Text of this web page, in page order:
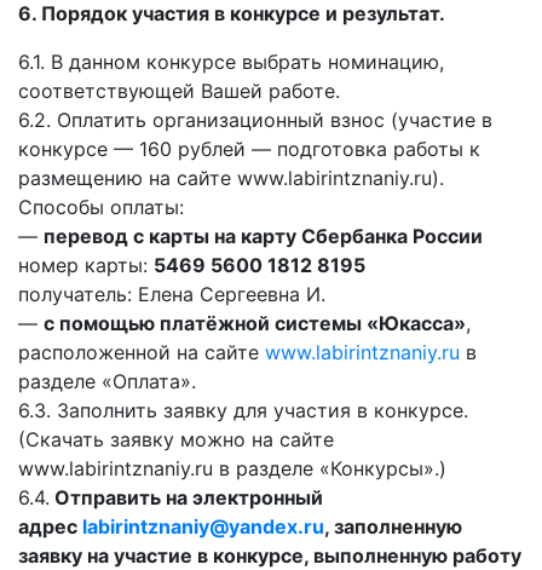
6. Порядок участия в конкурсе и результат.
6.1. В данном конкурсе выбрать номинацию,
соответствующей Вашей работе.
6.2. Оплатить организационный взнос (участие в
конкурсе — 160 рублей — подготовка работы к
размещению на сайте www.labirintznaniy.ru).
Способы оплаты:
— перевод с карты на карту Сбербанка России
номер карты: 5469 5600 1812 8195
получатель: Елена Сергеевна И.
— с помощью платёжной системы «Юкасса»,
расположенной на сайте www.labirintznaniy.ru в
разделе «Оплата».
6.3. Заполнить заявку для участия в конкурсе.
(Скачать заявку можно на сайте
www.labirintznaniy.ru в разделе «Конкурсы».)
6.4. Отправить на электронный
адрес labirintznaniy@yandex.ru, заполненную
заявку на участие в конкурсе, выполненную работу